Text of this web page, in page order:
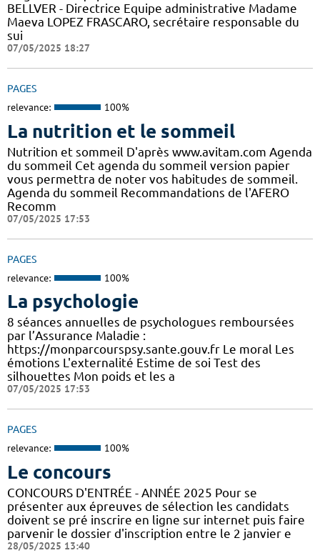
BELLVER - Directrice Equipe administrative Madame
Maeva LOPEZ FRASCARO, secrétaire responsable du
sui
07/05/2025 18:27
PAGES
relevance: 100%
La nutrition et le sommeil
Nutrition et sommeil D'après www.avitam.com Agenda
du sommeil Cet agenda du sommeil version papier
vous permettra de noter vos habitudes de sommeil.
Agenda du sommeil Recommandations de l'AFERO
Recomm
07/05/2025 17:53
PAGES
relevance: 100%
La psychologie
8 séances annuelles de psychologues remboursées
par l’Assurance Maladie :
https://monparcourspsy.sante.gouv.fr Le moral Les
émotions L'externalité Estime de soi Test des
silhouettes Mon poids et les a
07/05/2025 17:53
PAGES
relevance: 100%
Le concours
CONCOURS D'ENTRÉE - ANNÉE 2025 Pour se
présenter aux épreuves de sélection les candidats
doivent se pré inscrire en ligne sur internet puis faire
parvenir le dossier d'inscription entre le 2 janvier e
28/05/2025 13:40